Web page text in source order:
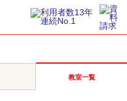
教室一覧